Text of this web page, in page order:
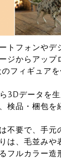
トフォンやデ
ジからアップ
フィギュア
3Dデータを
検品・梱包を
不要で、手元
は、毛並みや
フルカラー造